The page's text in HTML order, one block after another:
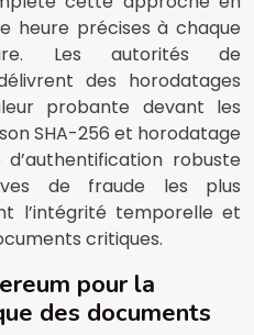
heure précises à chaque
Les autorités de
des horodatages
probante devant les
SHA-256 et horodatage
robuste
de fraude les plus
l’intégrité temporelle et
critiques.
pour la
des documents